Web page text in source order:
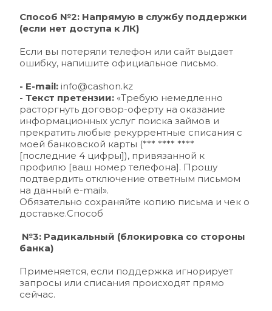
Способ №2: Напрямую в службу поддержки
(если нет доступа к ЛК)
Если вы потеряли телефон или сайт выдает
ошибку, напишите официальное письмо.
- E-mail: info@cashon.kz
- Текст претензии: «Требую немедленно
расторгнуть договор-оферту на оказание
информационных услуг поиска займов и
прекратить любые рекуррентные списания с
моей банковской карты (*** **** ****
[последние 4 цифры]), привязанной к
профилю [ваш номер телефона]. Прошу
подтвердить отключение ответным письмом
на данный e-mail».
Обязательно сохраняйте копию письма и чек о
доставке.Способ
банка)
Применяется, если поддержка игнорирует
запросы или списания происходят прямо
сейчас.